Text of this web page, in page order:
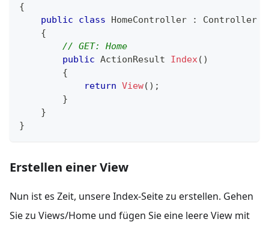
{
public
class HomeController :
Controller
{
// GET: Home
public ActionResult Index( )
{
return View( ) ;
}
}
}
Erstellen einer View
Nun ist es Zeit, unsere Index-Seite zu erstellen. Gehen
Sie zu Views/Home und fügen Sie eine leere View mit